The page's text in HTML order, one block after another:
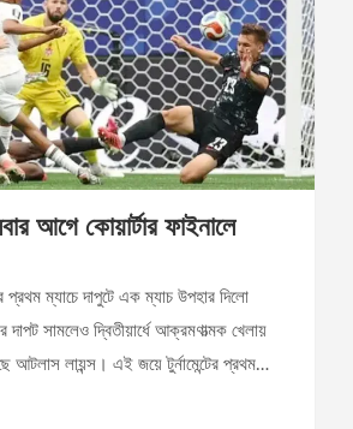
আগে কোয়ার্টার ফাইনালে
ম্যাচে দাপুটে এক ম্যাচ উপহার দিলো
দাপট সামলেও দ্বিতীয়ার্ধে আক্রমণাত্মক খেলায়
আটলাস লায়ন্স। এই জয়ে টুর্নামেন্টের প্রথম…